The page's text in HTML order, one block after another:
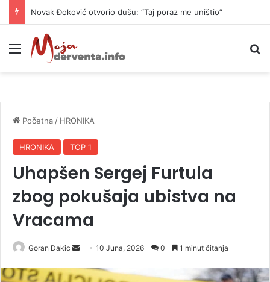
Novak Đoković otvorio dušu: “Taj poraz me uništio”
Meni
Početna / HRONIKA
HRONIKA TOP 1
Uhapšen Sergej Furtula
zbog pokušaja ubistva na
Vracama
Goran Dakic
n
10 Juna, 2026 0 1 minut čitanja